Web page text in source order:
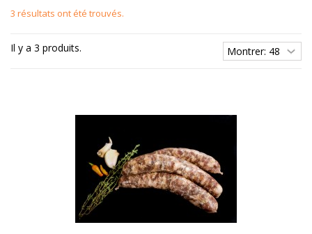
3 résultats ont été trouvés.
Il y a 3 produits.